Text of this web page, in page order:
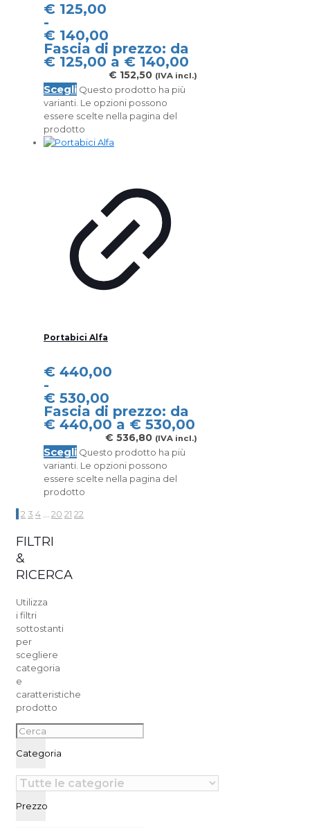
€ 125,00
-
€ 140,00
Fascia di prezzo: da
€ 125,00 a € 140,00
€ 152,50 (IVA incl.)
Scegli Questo prodotto ha più
varianti. Le opzioni possono
essere scelte nella pagina del
prodotto
Portabici Alfa
€ 440,00
-
€ 530,00
Fascia di prezzo: da
€ 440,00 a € 530,00
€ 536,80 (IVA incl.)
Scegli Questo prodotto ha più
varianti. Le opzioni possono
essere scelte nella pagina del
prodotto
1 2 3 4 … 20 21 22
FILTRI
&
RICERCA
Utilizza
i filtri
sottostanti
per
scegliere
categoria
e
caratteristiche
prodotto
Categoria
Prezzo